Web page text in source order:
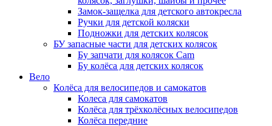
Замок-защелка для детского автокресла
Ручки для детской коляски
Подножки для детских колясок
БУ запасные части для детских колясок
Бу запчати для колясок Cam
Бу колёса для детских колясок
Вело
Колёса для велосипедов и самокатов
Колеса для самокатов
Колёса для трёхколёсных велосипедов
Колёса передние